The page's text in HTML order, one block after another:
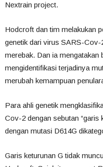
Nextrain project.
Hodcroft dan tim melakukan
genetik dari virus SARS-
merebak. Dan ia mengatakan
mengidentifikasi terjadinya
merubah kemampuan
Para ahli genetik
Cov-2 dengan sebutan “garis
dengan mutasi D614G
Garis keturunan G tidak